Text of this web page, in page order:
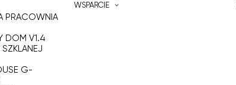
PRACOWNIA
DOM V1.4
G-
WSPARCIE